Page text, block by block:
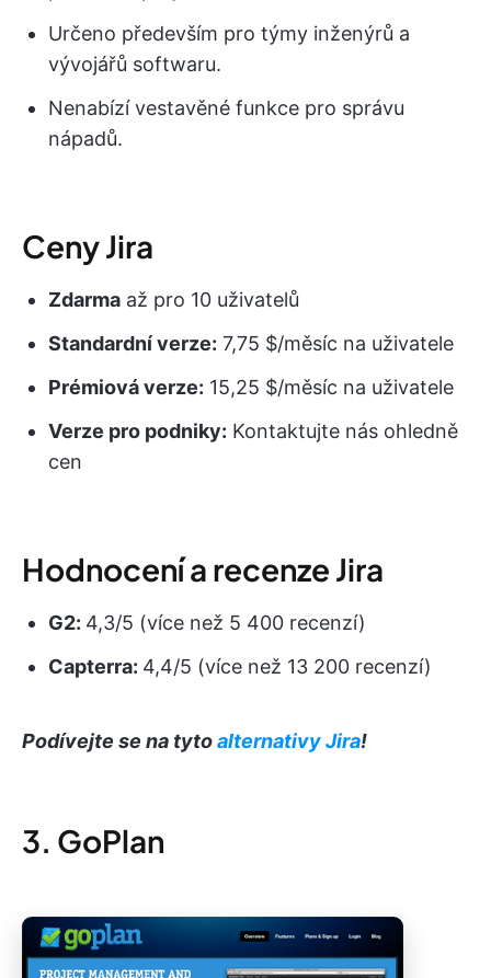
Určeno především pro týmy inženýrů a
vývojářů softwaru.
Nenabízí vestavěné funkce pro správu
nápadů.
Ceny Jira
Zdarma až pro 10 uživatelů
Standardní verze: 7,75 $/měsíc na uživatele
Prémiová verze: 15,25 $/měsíc na uživatele
Verze pro podniky: Kontaktujte nás ohledně
cen
Hodnocení a recenze Jira
G2: 4,3/5 (více než 5 400 recenzí)
Capterra: 4,4/5 (více než 13 200 recenzí)
Podívejte se na tytoalternativy Jira!
3. GoPlan